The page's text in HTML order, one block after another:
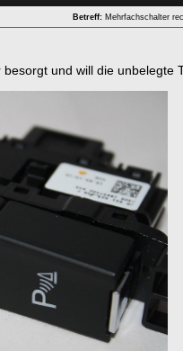
Betreff: Mehrfachschalter
und will die unbelegte